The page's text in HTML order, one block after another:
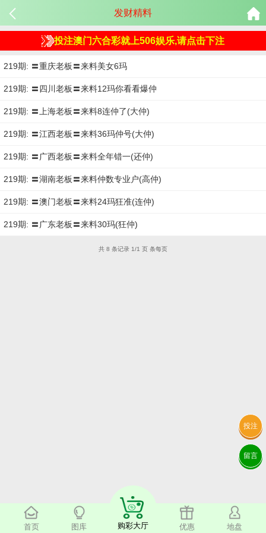
发财精料
投注澳门六合彩就上506娱乐,请点击下注
219期: 〓重庆老板〓来料美女6玛
219期: 〓四川老板〓来料12玛你看看爆仲
219期: 〓上海老板〓来料8连仲了(大仲)
219期: 〓江西老板〓来料36玛仲号(大仲)
219期: 〓广西老板〓来料全年错一(还仲)
219期: 〓湖南老板〓来料仲数专业户(高仲)
219期: 〓澳门老板〓来料24玛狂准(连仲)
219期: 〓广东老板〓来料30玛(狂仲)
共 8 条记录 1/1 页 条每页
首页 图库 购彩大厅 优惠 地盘
投注
留言